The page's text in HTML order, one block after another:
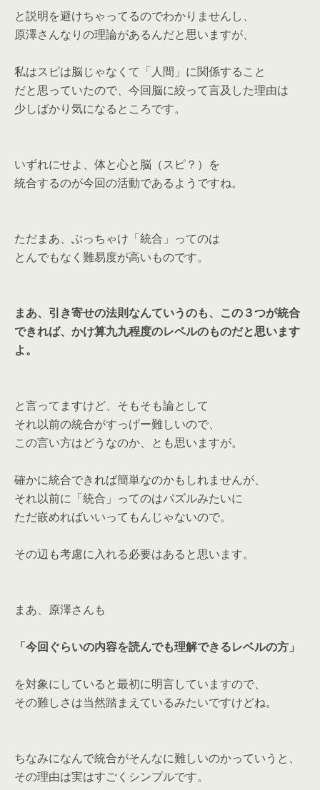
と説明を避けちゃってるのでわかりませんし、
原澤さんなりの理論があるんだと思いますが、
私はスピは脳じゃなくて「人間」に関係すること
だと思っていたので、今回脳に絞って言及した理由は
少しばかり気になるところです。
いずれにせよ、体と心と脳（スピ？）を
統合するのが今回の活動であるようですね。
ただまあ、ぶっちゃけ「統合」ってのは
とんでもなく難易度が高いものです。
まあ、引き寄せの法則なんていうのも、この３つが統合
できれば、かけ算九九程度のレベルのものだと思います
よ。
と言ってますけど、そもそも論として
それ以前の統合がすっげー難しいので、
この言い方はどうなのか、とも思いますが。
確かに統合できれば簡単なのかもしれませんが、
それ以前に「統合」ってのはパズルみたいに
ただ嵌めればいいってもんじゃないので。
その辺も考慮に入れる必要はあると思います。
まあ、原澤さんも
「今回ぐらいの内容を読んでも理解できるレベルの方」
を対象にしていると最初に明言していますので、
その難しさは当然踏まえているみたいですけどね。
ちなみになんで統合がそんなに難しいのかっていうと、
その理由は実はすごくシンプルです。